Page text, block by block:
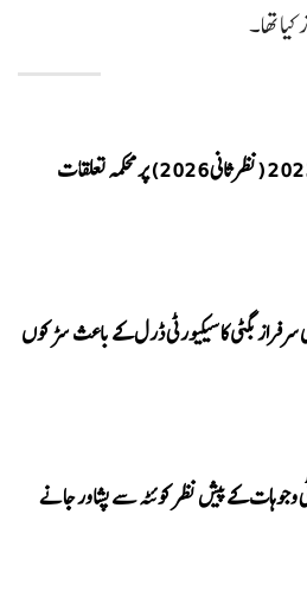
تھا۔
میڈیا پالیسی 2023 (نظرثانی 2026) پر محکمہ تعلقات
سرفراز بگٹی کا سیکیورٹی ڈرل کے باعث سڑکوں
وجوہات کے پیش نظر کوئٹہ سے پشاور جانے